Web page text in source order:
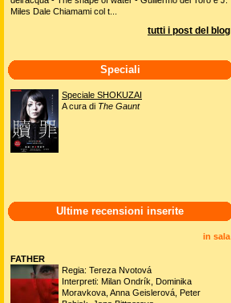
Miles Dale Chiamami col t...
tutti i post del blog
Speciali
Speciale SHOKUZAI
A cura di The Gaunt
Ultime recensioni inserite
in sala
FATHER
Regia: Tereza Nvotová
Interpreti: Milan Ondrík, Dominika
Moravkova, Anna Geislerová, Peter